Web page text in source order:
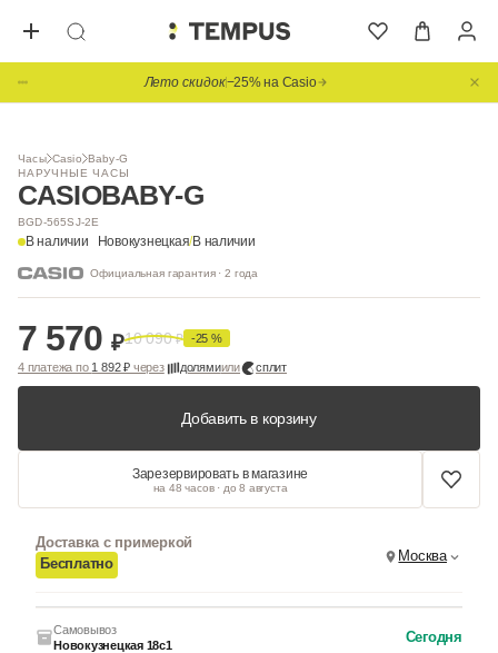
Лето скидок−25% на Casio
Часы Casio Baby-G
НАРУЧНЫЕ ЧАСЫ
CASIOBABY-G
BGD-565SJ-2E
В наличии Новокузнецкая/В наличии
Официальная гарантия · 2 года
1/ 6
7 570 ₽10 090₽ -25 %
4 платежа по 1 892 ₽через долямиили сплит
Добавить в корзину
Зарезервировать в магазине
на 48 часов · до 8 августа
Доставка с примеркой
Бесплатно
Москва
Самовывоз
Новокузнецкая 18с1
Сегодня